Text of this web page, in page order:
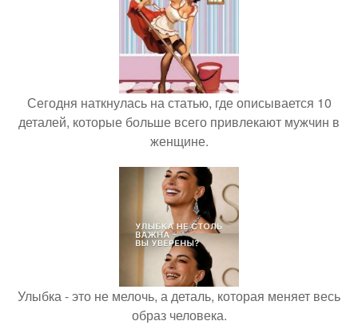
Сегодня наткнулась на статью, где описывается 10
деталей, которые больше всего привлекают мужчин в
женщине.
Улыбка - это не мелочь, а деталь, которая меняет весь
образ человека.